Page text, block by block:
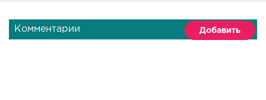
Комментарии Добавить